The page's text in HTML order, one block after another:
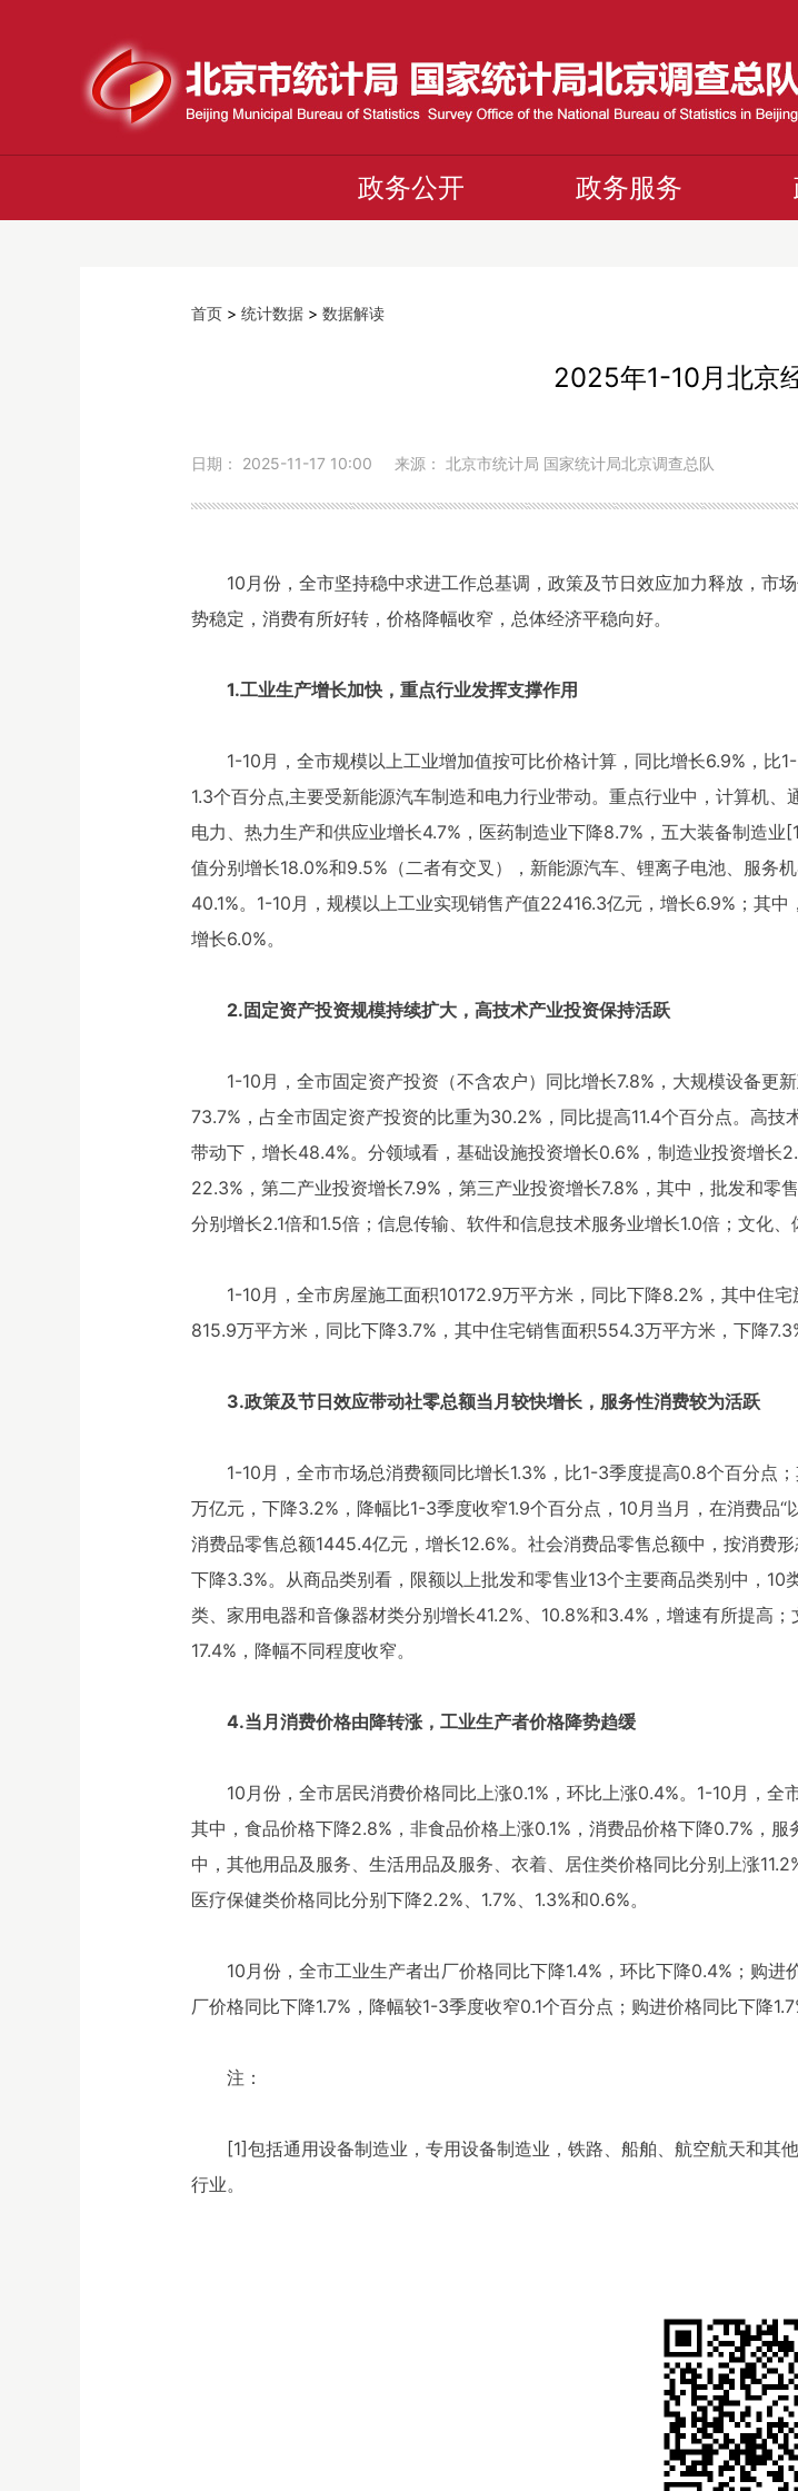
政务公开 政务服务
首页 > 统计数据 > 数据解读
2025年1-10月北京
日期： 2025-11-17 10:00 来源： 北京市统计局 国家统计局北京调查总队
10月份，全市坚持稳中求进工作总基调，政策及节日效应加力释放，市
势稳定，消费有所好转，价格降幅收窄，总体经济平稳向好。
1.工业生产增长加快，重点行业发挥支撑作用
1-10月，全市规模以上工业增加值按可比价格计算，同比增长6.9%，
1.3个百分点,主要受新能源汽车制造和电力行业带动。重点行业中，计算机、
电力、热力生产和供应业增长4.7%，医药制造业下降8.7%，五大装备制造
值分别增长18.0%和9.5%（二者有交叉），新能源汽车、锂离子电池、服务
40.1%。1-10月，规模以上工业实现销售产值22416.3亿元，增长6.9%；其
增长6.0%。
2.固定资产投资规模持续扩大，高技术产业投资保持活跃
1-10月，全市固定资产投资（不含农户）同比增长7.8%，大规模设备更
73.7%，占全市固定资产投资的比重为30.2%，同比提高11.4个百分点。高
带动下，增长48.4%。分领域看，基础设施投资增长0.6%，制造业投资增长
22.3%，第二产业投资增长7.9%，第三产业投资增长7.8%，其中，批发和零
分别增长2.1倍和1.5倍；信息传输、软件和信息技术服务业增长1.0倍；文化、
1-10月，全市房屋施工面积10172.9万平方米，同比下降8.2%，其中住
815.9万平方米，同比下降3.7%，其中住宅销售面积554.3万平方米，下降
3.政策及节日效应带动社零总额当月较快增长，服务性消费较为活跃
1-10月，全市市场总消费额同比增长1.3%，比1-3季度提高0.8个百分点
万亿元，下降3.2%，降幅比1-3季度收窄1.9个百分点，10月当月，在消费品
消费品零售总额1445.4亿元，增长12.6%。社会消费品零售总额中，按消费形
下降3.3%。从商品类别看，限额以上批发和零售业13个主要商品类别中，
类、家用电器和音像器材类分别增长41.2%、10.8%和3.4%，增速有所提高
17.4%，降幅不同程度收窄。
4.当月消费价格由降转涨，工业生产者价格降势趋缓
10月份，全市居民消费价格同比上涨0.1%，环比上涨0.4%。1-10月，全
其中，食品价格下降2.8%，非食品价格上涨0.1%，消费品价格下降0.7%，
中，其他用品及服务、生活用品及服务、衣着、居住类价格同比分别上涨
医疗保健类价格同比分别下降2.2%、1.7%、1.3%和0.6%。
10月份，全市工业生产者出厂价格同比下降1.4%，环比下降0.4%；购
厂价格同比下降1.7%，降幅较1-3季度收窄0.1个百分点；购进价格同比下降
注：
[1]包括通用设备制造业，专用设备制造业，铁路、船舶、航空航天和
行业。